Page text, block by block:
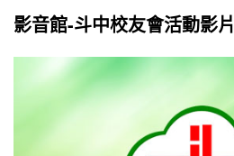
影音館-斗中校友會活動影片